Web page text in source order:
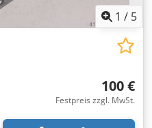
1 / 5
100 €
Festpreis zzgl. MwSt.